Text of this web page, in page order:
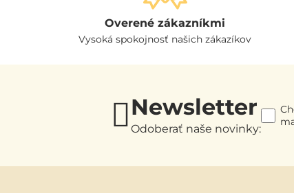
Overené zákazníkmi
Vysoká spokojnosť našich zákazíkov
Newsletter
Odoberať naše novinky: